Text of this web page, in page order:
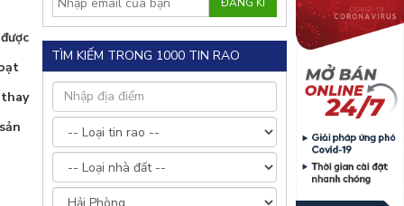
TÌM KIẾM TRONG 1000 TIN RAO